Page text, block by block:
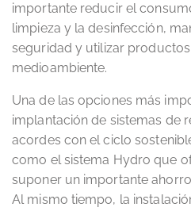
importante reducir el
limpieza y la desinfección,
seguridad y utilizar
medioambiente.
Una de las opciones más
implantación de sistemas de
acordes con el ciclo
como el sistema Hydro que
suponer un importante
Al mismo tiempo, la